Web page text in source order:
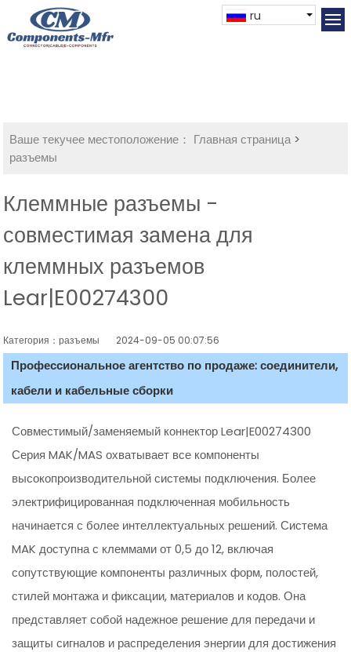
ru
Ваше текучее местоположение： Главная страница>
разъемы
Клеммные разъемы -
совместимая замена для
клеммных разъемов
Lear|E00274300
Категория：разъемы 2024-09-05 00:07:56
Профессиональное агентство по продаже: соединители,
кабели и кабельные сборки
Совместимый/заменяемый коннектор Lear|E00274300
Серия MAK/MAS охватывает все компоненты
высокопроизводительной системы подключения. Более
электрифицированная подключенная мобильность
начинается с более интеллектуальных решений. Система
MAK доступна с клеммами от 0,5 до 12, включая
сопутствующие компоненты различных форм, полостей,
стилей монтажа и фиксации, материалов и кодов. Она
представляет собой надежное решение для передачи и
защиты сигналов и распределения энергии для достижения